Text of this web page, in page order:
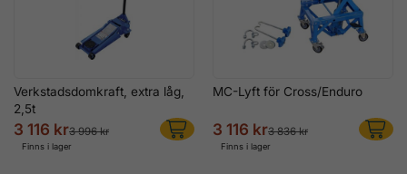
Verkstadsdomkraft, extra låg,
2,5t
3 116 kr3 996 kr
Finns i lager
MC-Lyft för Cross/Enduro
3 116 kr3 836 kr
Finns i lager